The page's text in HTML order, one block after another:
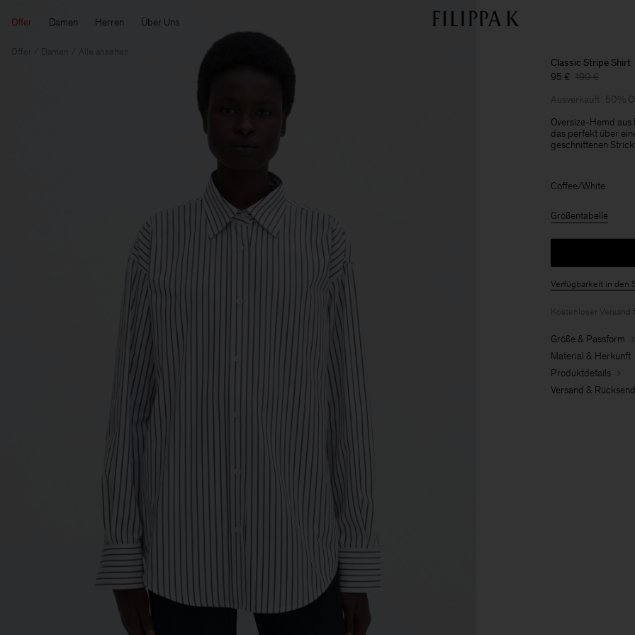
Offer Damen Herren Über Uns
Offer Damen Alle ansehen
Classic Stripe Shirt
95 € 190 €
Ausverkauft 50%
Oversize-Hemd
das perfekt über
geschnittenen
Coffee/White
Größentabelle
Verfügbarkeit in den
Kostenloser Versand
Größe & Passform
Material & Herkunft
Produktdetails
Versand &